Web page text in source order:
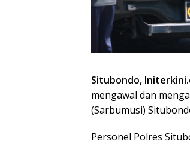
Situbondo,
mengawal dan
(Sarbumusi)
Personel Polres